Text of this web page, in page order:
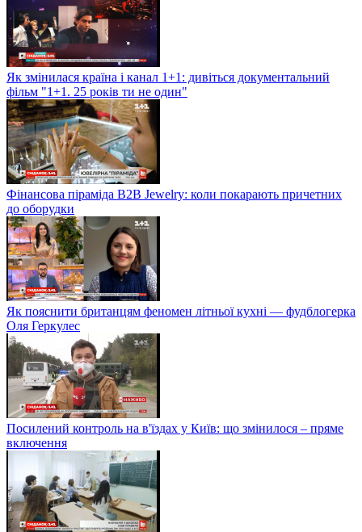
Як змінилася країна і канал 1+1: дивіться документальний
фільм "1+1. 25 років ти не один"
Фінансова піраміда B2B Jewelry: коли покарають причетних
до оборудки
Як пояснити британцям феномен літньої кухні — фудблогерка
Оля Геркулес
Посилений контроль на в'їздах у Київ: що змінилося – пряме
включення